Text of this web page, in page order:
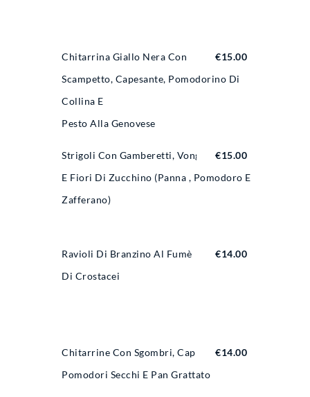
Chitarrina Giallo Nera Con
Scampetto, Capesante, Pomodorino Di
Collina E
Pesto Alla Genovese
€15.00
Strigoli Con Gamberetti, Vongole
E Fiori Di Zucchino (panna , Pomodoro E
Zafferano)
€15.00
Ravioli Di Branzino Al Fumè
Di Crostacei
€14.00
Chitarrine Con Sgombri, Capperi,
Pomodori Secchi E Pan Grattato
€14.00